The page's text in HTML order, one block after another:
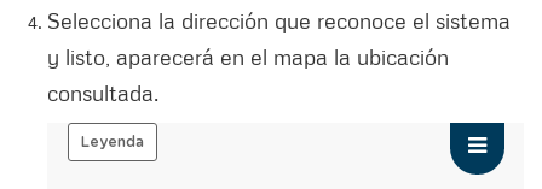
Selecciona la dirección que reconoce el sistema
y listo, aparecerá en el mapa la ubicación
consultada.